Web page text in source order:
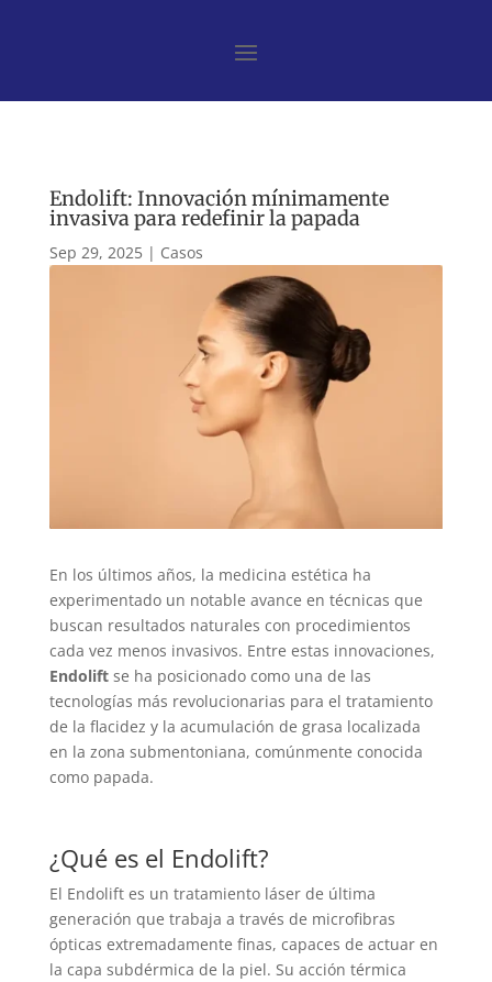
Endolift: Innovación mínimamente
invasiva para redefinir la papada
Sep 29, 2025| Casos
En los últimos años, la medicina estética ha
experimentado un notable avance en técnicas que
buscan resultados naturales con procedimientos
cada vez menos invasivos. Entre estas innovaciones,
Endoliftse ha posicionado como una de las
tecnologías más revolucionarias para el tratamiento
de la flacidez y la acumulación de grasa localizada
en la zona submentoniana, comúnmente conocida
como papada.
¿Qué es el Endolift?
El Endolift es un tratamiento láser de última
generación que trabaja a través de microfibras
ópticas extremadamente finas, capaces de actuar en
la capa subdérmica de la piel. Su acción térmica